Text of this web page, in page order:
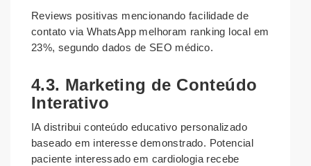
Reviews positivas mencionando facilidade de
contato via WhatsApp melhoram ranking local em
23%, segundo dados de SEO médico.
4.3. Marketing de Conteúdo
Interativo
IA distribui conteúdo educativo personalizado
baseado em interesse demonstrado. Potencial
paciente interessado em cardiologia recebe